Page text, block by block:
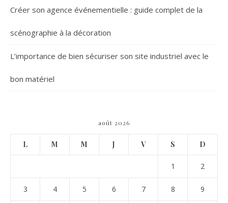
Créer son agence événementielle : guide complet de la
scénographie à la décoration
L’importance de bien sécuriser son site industriel avec le
bon matériel
août 2026
L M M J V S D
1 2
3 4 5 6 7 8 9